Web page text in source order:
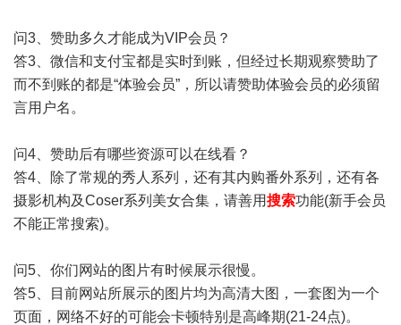
问3、赞助多久才能成为VIP会员？
答3、微信和支付宝都是实时到账，但经过长期观察赞助了
而不到账的都是“体验会员”，所以请赞助体验会员的必须留
言用户名。
问4、赞助后有哪些资源可以在线看？
答4、除了常规的秀人系列，还有其内购番外系列，还有各
摄影机构及Coser系列美女合集，请善用搜索功能(新手会员
不能正常搜索)。
问5、你们网站的图片有时候展示很慢。
答5、目前网站所展示的图片均为高清大图，一套图为一个
页面，网络不好的可能会卡顿特别是高峰期(21-24点)。